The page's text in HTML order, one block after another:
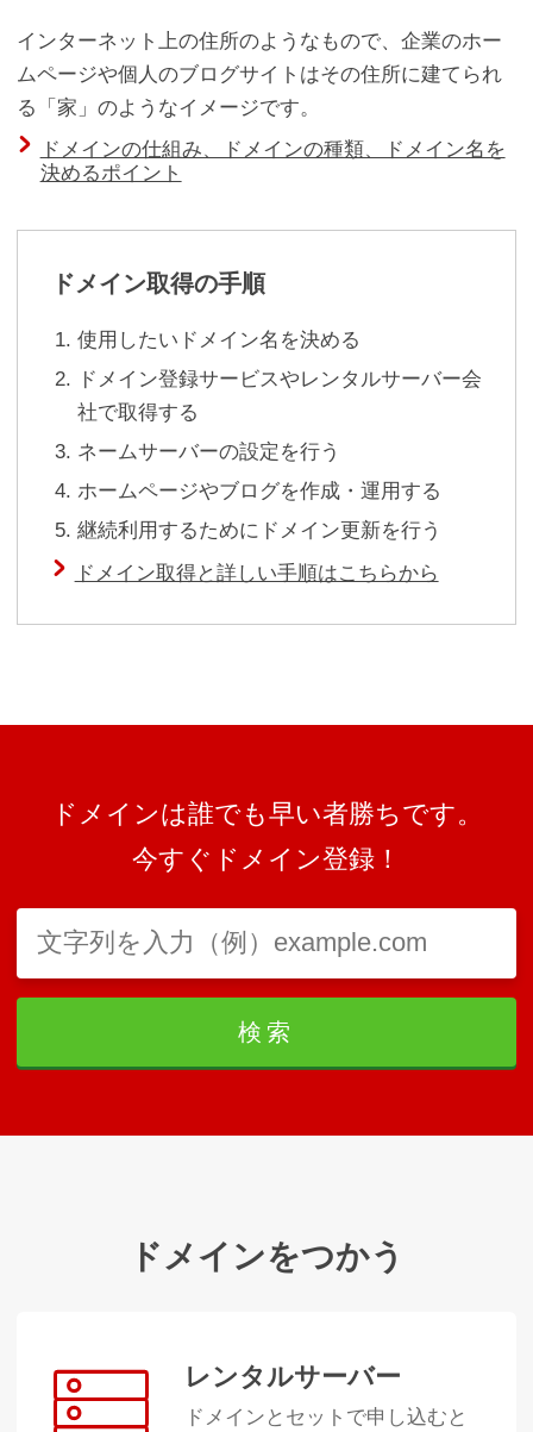
インターネット上の住所のようなもので、企業のホー
ムページや個人のブログサイトはその住所に建てられ
る「家」のようなイメージです。
ドメインの仕組み、ドメインの種類、ドメイン名を
決めるポイント
ドメイン取得の手順
使用したいドメイン名を決める
ドメイン登録サービスやレンタルサーバー会
社で取得する
ネームサーバーの設定を行う
ホームページやブログを作成・運用する
継続利用するためにドメイン更新を行う
ドメイン取得と詳しい手順はこちらから
ドメインは誰でも早い者勝ちです。
今すぐドメイン登録！
検索
ドメインをつかう
レンタルサーバー
ドメインとセットで申し込むと